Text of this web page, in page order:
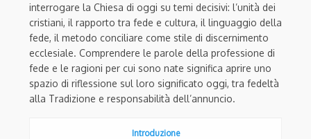
interrogare la Chiesa di oggi su temi decisivi: l’unità dei
cristiani, il rapporto tra fede e cultura, il linguaggio della
fede, il metodo conciliare come stile di discernimento
ecclesiale. Comprendere le parole della professione di
fede e le ragioni per cui sono nate significa aprire uno
spazio di riflessione sul loro significato oggi, tra fedeltà
alla Tradizione e responsabilità dell’annuncio.
Introduzione